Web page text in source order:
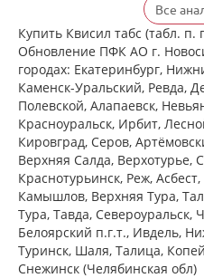
Ксизал
пленочной
Фаршим С.А.
есть в 3
от 727,00
Ксизал
пленочной
Фаршим
есть в 3
от 442,00
Ксизал
мг/мл 10 мл,
ЮСБ Фаршим
Все
Купить Квисил табс (табл.
Обновление ПФК АО г.
городах: Екатеринбург,
Каменск-Уральский, Ревда,
Полевской, Алапаевск,
Красноуральск, Ирбит,
Кировград, Серов,
Верхняя Салда, Верхотурье,
Краснотурьинск, Реж,
Камышлов, Верхняя Тура,
Тура, Тавда, Североуральск,
Белоярский п.г.т., Ивдель,
Туринск, Шаля, Талица,
Снежинск (Челябинская обл)